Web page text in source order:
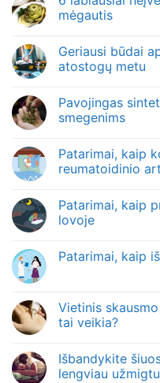
mėgautis
Geriausi būdai
atostogų metu
Pavojingas
smegenims
Patarimai, kaip
reumatoidinio
Patarimai, kaip
lovoje
Patarimai, kaip
Vietinis
tai veikia?
Išbandykite
lengviau